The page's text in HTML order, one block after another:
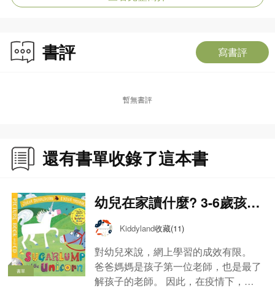
書評 寫書評
暫無書評
還有書單收錄了這本書
書單
幼兒在家讀什麼? 3-6歲孩子
媽媽的閱讀書單【Kiddylan
d推介】
Kiddyland收藏(11)
對幼兒來說，網上學習的成效有限。
爸爸媽媽是孩子第一位老師，也是最了
解孩子的老師。 因此，在疫情下，不